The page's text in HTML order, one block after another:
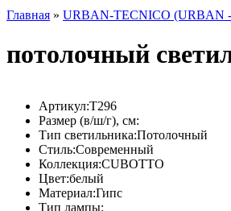
Главная » URBAN-TECNICO (URBAN -
потолочный
Артикул:T296
Размер (в/ш/г), см:
Тип светильника:Потолочный
Стиль:Современный
Коллекция:CUBOTTO
Цвет:белый
Материал:Гипс
Тип лампы: